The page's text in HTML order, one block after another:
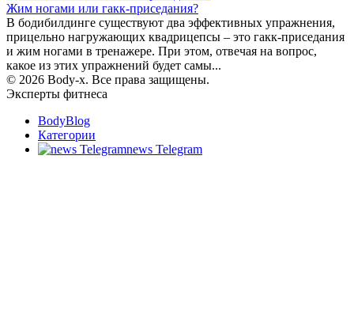
Жим ногами или гакк-приседания?
В бодибилдинге существуют два эффективных упражнения,
прицельно нагружающих квадрицепсы – это гакк-приседания
и жим ногами в тренажере. При этом, отвечая на вопрос,
какое из этих упражнений будет самы...
© 2026 Body-x. Все права защищены.
Эксперты фитнеса
BodyBlog
Категории
news Telegram